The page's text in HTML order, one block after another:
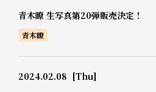
青木瞭 生写真第20弾販売決定！
青木瞭
2024.02.08 [Thu]